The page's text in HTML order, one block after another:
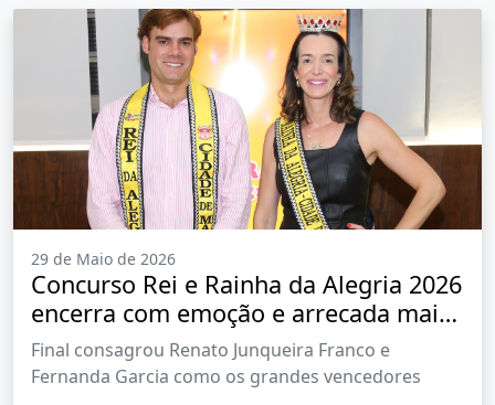
29 de Maio de 2026
Concurso Rei e Rainha da Alegria 2026
encerra com emoção e arrecada mais
de R$ 1 milhão para a Cidade de
Maria
Final consagrou Renato Junqueira Franco e
Fernanda Garcia como os grandes vencedores